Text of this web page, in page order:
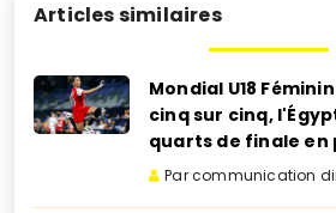
Articles similaires
Mondial U18
cinq sur cinq,
quarts de finale en
Par communication